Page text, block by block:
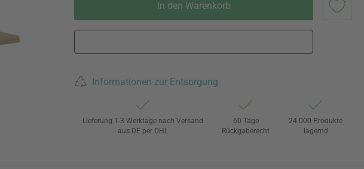
In den Warenkorb
Informationen zur Entsorgung
Lieferung 1-3 Werktage nach Versand
aus DE per DHL
60 Tage
Rückgaberecht
24.000 Produkte
lagernd